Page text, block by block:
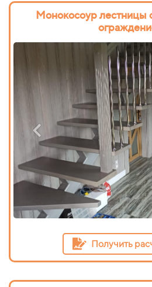
Монокосоур лестницы
Получить